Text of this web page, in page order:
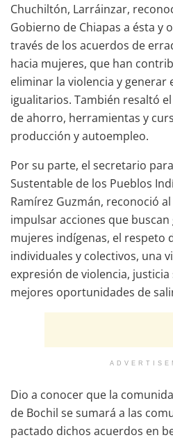
Chuchiltón, Larráinzar,
Gobierno de Chiapas a ésta y
través de los acuerdos de
hacia mujeres, que han
eliminar la violencia y generar
igualitarios. También resaltó
de ahorro, herramientas y
producción y autoempleo.
Por su parte, el secretario
Sustentable de los Pueblos
Ramírez Guzmán, reconoció
impulsar acciones que
mujeres indígenas, el respeto
individuales y colectivos, una
expresión de violencia,
mejores oportunidades de
Dio a conocer que la
de Bochil se sumará a las
pactado dichos acuerdos en